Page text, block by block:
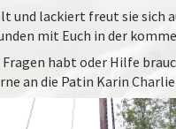
und lackiert freut sie sich
mit Euch in der
Fragen habt oder Hilfe
an die Patin Karin